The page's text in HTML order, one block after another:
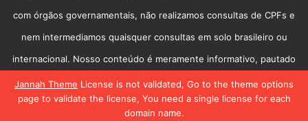
Jannah Theme License is not validated, Go to the theme options
page to validate the license, You need a single license for each
domain name.
com órgãos governamentais, não realizamos consultas de CPFs e
nem intermediamos quaisquer consultas em solo brasileiro ou
internacional. Nosso conteúdo é meramente informativo, pautado
na transparência e na utilidade pública.
Início
Política de Privacidade Contato Equipe